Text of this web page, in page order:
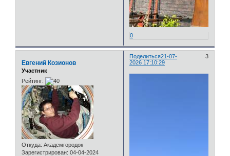
0
Поделиться 3
21-07-
2026 17:10:29
Евгений Козионов
Участник
Рейтинг:
Откуда: Академгородок
Зарегистрирован: 04-04-2024